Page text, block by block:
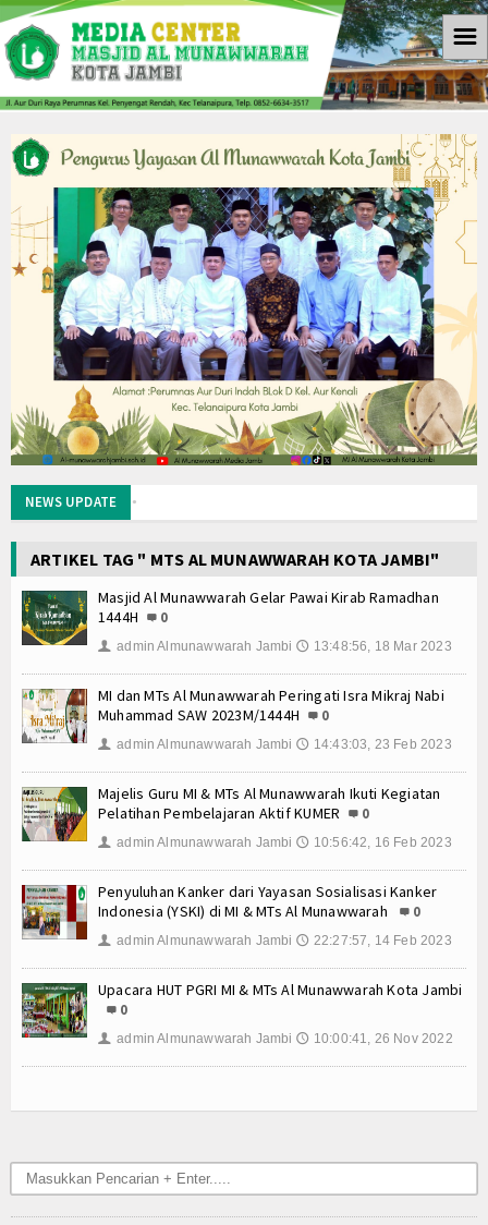
Informasi
Berita
Download
Galleri
Galleri Photo
Koleksi Video
Agenda
Kontak Kami
☰
NEWS UPDATE
Memanfaatkan Waktu Liburan dengan Kegiatan
Wisuda Tahfidz Angkatan V dan Tasyakuran Milad
Malam 1 Muharram di Masjid Al Munawwarah:
Wisuda Tahfizh dan Pelepasan Siswa Kelas 6
MI dan MTs Al Munawwarah Meriahkan Pawai MTQ
Memaknai dengan benar Kegiatan Upacara
Memanfaatkan Waktu Liburan dengan Kegiatan
Wisuda Tahfidz Angkatan V dan Tasyakuran Milad
Malam 1 Muharram di Masjid Al Munawwarah:
MI Al Munawwarah bersinergi dalam program
Wisuda Tahfizh dan Pelepasan Siswa Kelas 6
Workshop Implementasi KBC Guru MI Al
MI dan MTs Al Munawwarah Meriahkan Pawai MTQ
Memaknai dengan benar Kegiatan Upacara
MATAMUDA Berakhir, 120 Murid Baru Resmi Jadi
Wisuda Tahfidz Angkatan V dan Tasyakuran Milad
MI dan MTs Al Munawwarah Meriahkan Pawai MTQ
ARTIKEL TAG " MTS AL MUNAWWARAH KOTA JAMBI"
Masjid Al Munawwarah Gelar Pawai Kirab Ramadhan
1444H
0
👤 admin Almunawwarah Jambi 🕔 13:48:56, 18 Mar 2023
MI dan MTs Al Munawwarah Peringati Isra Mikraj Nabi
Muhammad SAW 2023M/1444H
0
👤 admin Almunawwarah Jambi 🕔 14:43:03, 23 Feb 2023
Majelis Guru MI & MTs Al Munawwarah Ikuti Kegiatan
Pelatihan Pembelajaran Aktif KUMER
0
👤 admin Almunawwarah Jambi 🕔 10:56:42, 16 Feb 2023
Penyuluhan Kanker dari Yayasan Sosialisasi Kanker
Indonesia (YSKI) di MI & MTs Al Munawwarah
0
👤 admin Almunawwarah Jambi 🕔 22:27:57, 14 Feb 2023
Upacara HUT PGRI MI & MTs Al Munawwarah Kota Jambi
0
👤 admin Almunawwarah Jambi 🕔 10:00:41, 26 Nov 2022